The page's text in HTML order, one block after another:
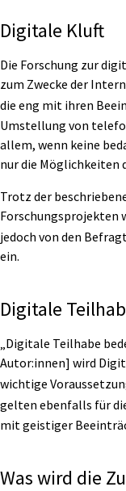
Digitale Kluft
Die Forschung zur
zum Zwecke der
die eng mit ihren
Umstellung von
allem, wenn keine
nur die Möglichkeiten
Trotz der
Forschungsprojekten
jedoch von den
ein.
Digitale
„Digitale Teilhabe
Autor:innen] wird
wichtige
gelten ebenfalls für
mit geistiger
Was wird die